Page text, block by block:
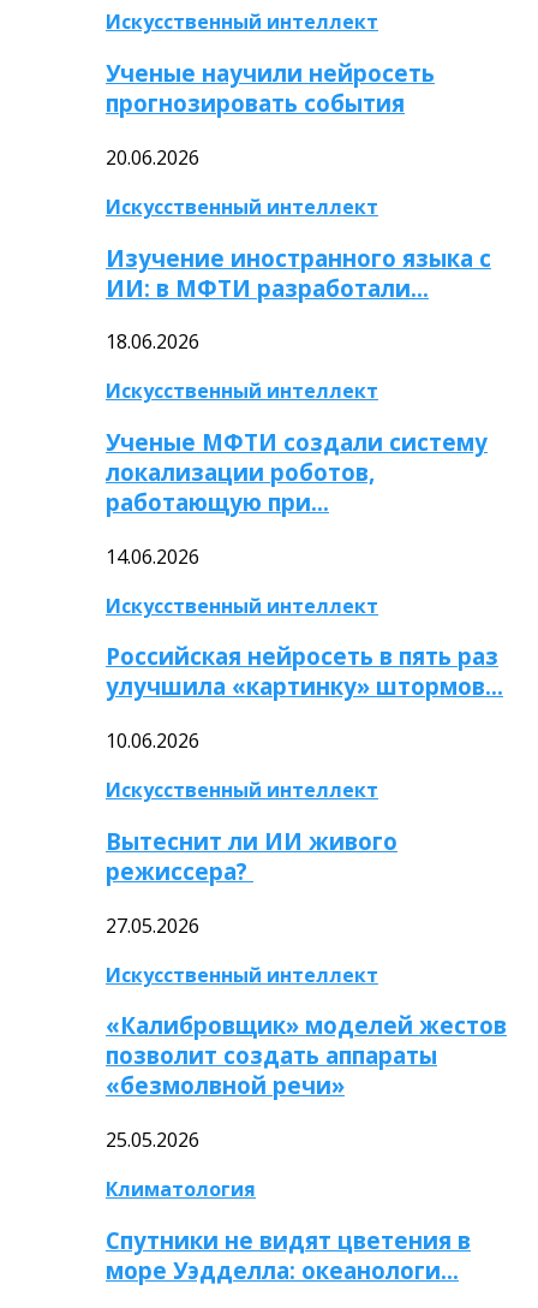
Искусственный интеллект
Ученые научили нейросеть
прогнозировать события
20.06.2026
Искусственный интеллект
Изучение иностранного языка с
ИИ: в МФТИ разработали…
18.06.2026
Искусственный интеллект
Ученые МФТИ создали систему
локализации роботов,
работающую при…
14.06.2026
Искусственный интеллект
Российская нейросеть в пять раз
улучшила «картинку» штормов…
10.06.2026
Искусственный интеллект
Вытеснит ли ИИ живого
режиссера?
27.05.2026
Искусственный интеллект
«Калибровщик» моделей жестов
позволит создать аппараты
«безмолвной речи»
25.05.2026
Климатология
Спутники не видят цветения в
море Уэдделла: океанологи…